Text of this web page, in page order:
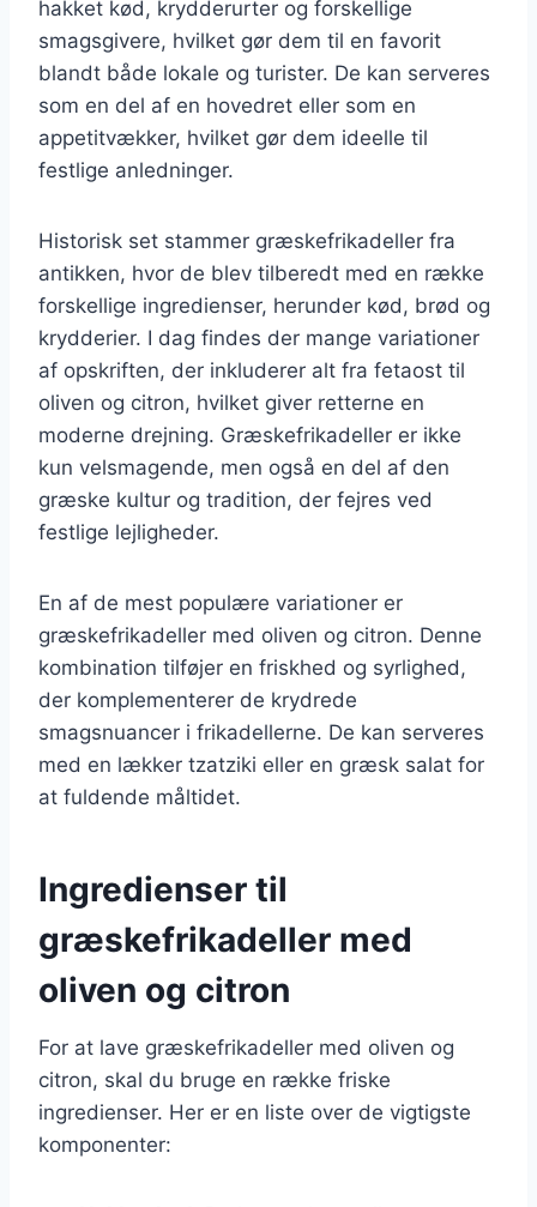
hakket kød, krydderurter og forskellige
smagsgivere, hvilket gør dem til en favorit
blandt både lokale og turister. De kan serveres
som en del af en hovedret eller som en
appetitvækker, hvilket gør dem ideelle til
festlige anledninger.
Historisk set stammer græskefrikadeller fra
antikken, hvor de blev tilberedt med en række
forskellige ingredienser, herunder kød, brød og
krydderier. I dag findes der mange variationer
af opskriften, der inkluderer alt fra fetaost til
oliven og citron, hvilket giver retterne en
moderne drejning. Græskefrikadeller er ikke
kun velsmagende, men også en del af den
græske kultur og tradition, der fejres ved
festlige lejligheder.
En af de mest populære variationer er
græskefrikadeller med oliven og citron. Denne
kombination tilføjer en friskhed og syrlighed,
der komplementerer de krydrede
smagsnuancer i frikadellerne. De kan serveres
med en lækker tzatziki eller en græsk salat for
at fuldende måltidet.
Ingredienser til
græskefrikadeller med
oliven og citron
For at lave græskefrikadeller med oliven og
citron, skal du bruge en række friske
ingredienser. Her er en liste over de vigtigste
komponenter: